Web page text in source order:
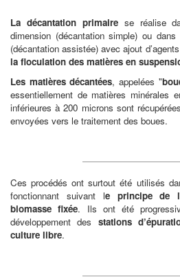
La décantation primairese réalise
dimension (décantation simple) ou
(décantation assistée) avec ajout
la floculation des matières en
Les matières décantées, appelées "
essentiellement de matières minérales
inférieures à 200 microns sont
envoyées vers le traitement des boues.
Ces procédés ont surtout été utilisés
fonctionnant suivant le principe de
biomasse fixée. Ils ont été
développement des stations
culture libre.